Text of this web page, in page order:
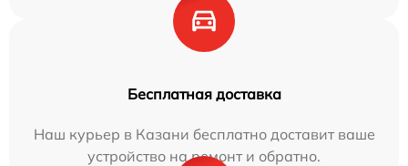
Бесплатная доставка
Наш курьер в Казани бесплатно доставит ваше
устройство на ремонт и обратно.